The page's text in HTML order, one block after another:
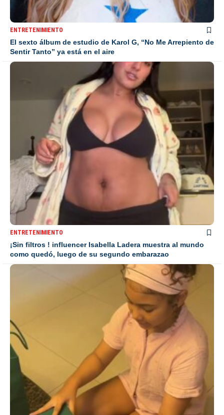
ENTRETENIMIENTO
El sexto álbum de estudio de Karol G, “No Me Arrepiento de
Sentir Tanto” ya está en el aire
ENTRETENIMIENTO
¡Sin filtros ! influencer Isabella Ladera muestra al mundo
como quedó, luego de su segundo embarazao